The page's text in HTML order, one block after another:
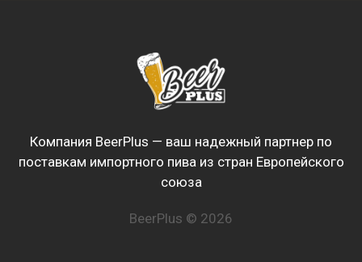
Компания BeerPlus — ваш надежный партнер по
поставкам импортного пива из стран Европейского
союза
BeerPlus © 2026